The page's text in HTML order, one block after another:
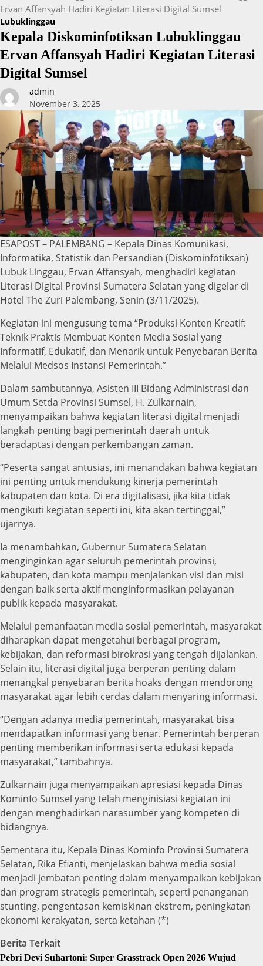
Ervan Affansyah Hadiri Kegiatan Literasi Digital Sumsel
Lubuklinggau
Kepala Diskominfotiksan Lubuklinggau
Ervan Affansyah Hadiri Kegiatan Literasi
Digital Sumsel
admin
November 3, 2025
ESAPOST – PALEMBANG – Kepala Dinas Komunikasi,
Informatika, Statistik dan Persandian (Diskominfotiksan)
Lubuk Linggau, Ervan Affansyah, menghadiri kegiatan
Literasi Digital Provinsi Sumatera Selatan yang digelar di
Hotel The Zuri Palembang, Senin (3/11/2025).
Kegiatan ini mengusung tema “Produksi Konten Kreatif:
Teknik Praktis Membuat Konten Media Sosial yang
Informatif, Edukatif, dan Menarik untuk Penyebaran Berita
Melalui Medsos Instansi Pemerintah.”
Dalam sambutannya, Asisten III Bidang Administrasi dan
Umum Setda Provinsi Sumsel, H. Zulkarnain,
menyampaikan bahwa kegiatan literasi digital menjadi
langkah penting bagi pemerintah daerah untuk
beradaptasi dengan perkembangan zaman.
“Peserta sangat antusias, ini menandakan bahwa kegiatan
ini penting untuk mendukung kinerja pemerintah
kabupaten dan kota. Di era digitalisasi, jika kita tidak
mengikuti kegiatan seperti ini, kita akan tertinggal,”
ujarnya.
Ia menambahkan, Gubernur Sumatera Selatan
menginginkan agar seluruh pemerintah provinsi,
kabupaten, dan kota mampu menjalankan visi dan misi
dengan baik serta aktif menginformasikan pelayanan
publik kepada masyarakat.
Melalui pemanfaatan media sosial pemerintah, masyarakat
diharapkan dapat mengetahui berbagai program,
kebijakan, dan reformasi birokrasi yang tengah dijalankan.
Selain itu, literasi digital juga berperan penting dalam
menangkal penyebaran berita hoaks dengan mendorong
masyarakat agar lebih cerdas dalam menyaring informasi.
“Dengan adanya media pemerintah, masyarakat bisa
mendapatkan informasi yang benar. Pemerintah berperan
penting memberikan informasi serta edukasi kepada
masyarakat,” tambahnya.
Zulkarnain juga menyampaikan apresiasi kepada Dinas
Kominfo Sumsel yang telah menginisiasi kegiatan ini
dengan menghadirkan narasumber yang kompeten di
bidangnya.
Sementara itu, Kepala Dinas Kominfo Provinsi Sumatera
Selatan, Rika Efianti, menjelaskan bahwa media sosial
menjadi jembatan penting dalam menyampaikan kebijakan
dan program strategis pemerintah, seperti penanganan
stunting, pengentasan kemiskinan ekstrem, peningkatan
ekonomi kerakyatan, serta ketahan (*)
Berita Terkait
Pebri Devi Suhartoni: Super Grasstrack Open 2026 Wujud